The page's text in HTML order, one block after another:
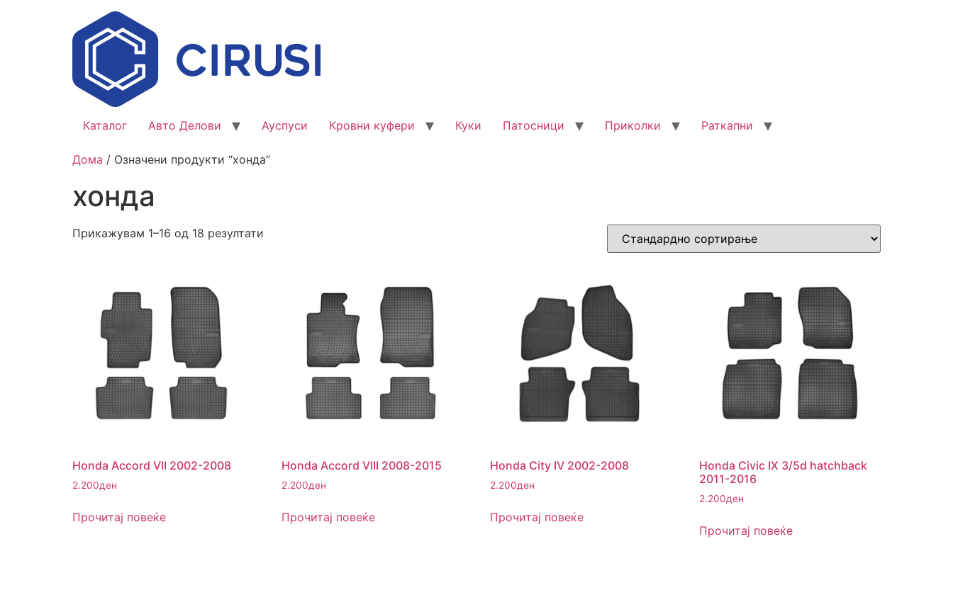
Каталог Авто Делови Ауспуси Кровни куфери Куки Патосници Приколки Раткапни
Дома / Означени продукти “хонда”
хонда
Прикажувам 1–16 од 18 резултати
Honda Accord VII 2002-2008
2.200ден
Прочитај повеќе
Honda Accord VIII 2008-2015
2.200ден
Прочитај повеќе
Honda City IV 2002-2008
2.200ден
Прочитај повеќе
Honda Civic IX 3/5d hatchback
2011-2016
2.200ден
Прочитај повеќе